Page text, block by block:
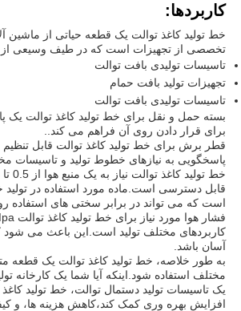
کاربردها:
خط تولید کاغذ توالت یک قطعه حیاتی از ماشین
تخصصی از تجهیزات است که در طیف وسیعی از
تاسیسات تولیدی بافت توالت
تجهیزات تولید بافت حمام
تاسیسات تولیدی بافت توالت
بسته حمل و نقل برای خط تولید کاغذ توالت یک
برای قرار دادن روی آن فراهم می کند..
پاسخگویی به نیازهای خطوط تولید و تاسیسات
قابل دسترسی است.ماده مورد استفاده در تولید
است که می تواند در برابر سختی های استفاده
کاربردهای مختلف تولید است.این باعث می شود
آسان باشد.
به طور خلاصه، خط تولید کاغذ توالت یک قطعه
مختلف استفاده شود.اینکه آیا شما یک کارخانه
یک تاسیسات تولید دستمال توالت، خط تولید
افزایش بهره وری کمک کند،کاهش هزینه ها، و